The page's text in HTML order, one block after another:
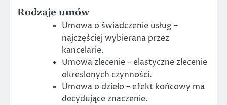
Rodzaje umów
Umowa o świadczenie usług –
najczęściej wybierana przez
kancelarie.
Umowa zlecenie – elastyczne zlecenie
określonych czynności.
Umowa o dzieło – efekt końcowy ma
decydujące znaczenie.